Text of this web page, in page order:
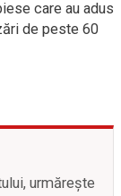
care au adus
de peste 60
urmărește